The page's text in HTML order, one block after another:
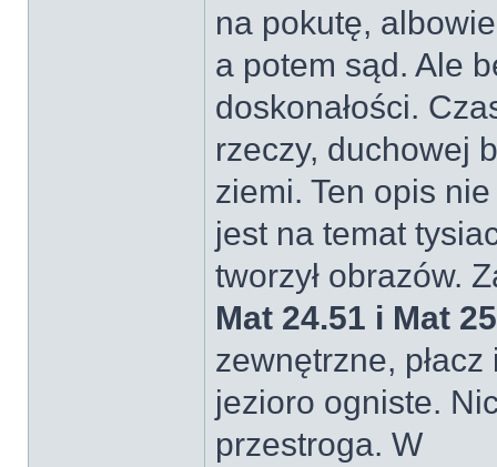
na pokutę,
a potem sąd. Ale
doskonałości.
rzeczy, duchowej
ziemi. Ten opis
jest na temat
tworzył obrazów.
Mat 24.51 i Mat
zewnętrzne,
jezioro ogniste.
przestroga. W